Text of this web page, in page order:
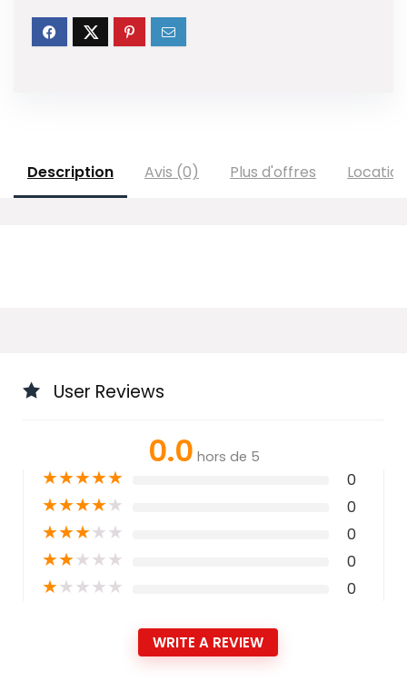
Description Avis (0) Plus d'offres Location
User Reviews
0.0 hors de 5
★★★★★ 0
★★★★★ 0
★★★★★ 0
★★★★★ 0
★★★★★ 0
WRITE A REVIEW